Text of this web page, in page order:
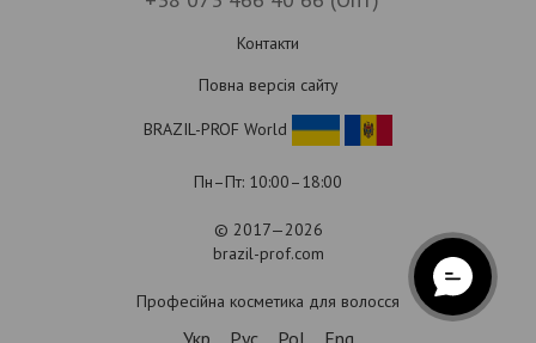
Контакти
Повна версія сайту
BRAZIL-PROF World
Пн–Пт: 10:00–18:00
© 2017—2026
brazil-prof.com
Професійна косметика для волосся
Укр Рус Pol Eng